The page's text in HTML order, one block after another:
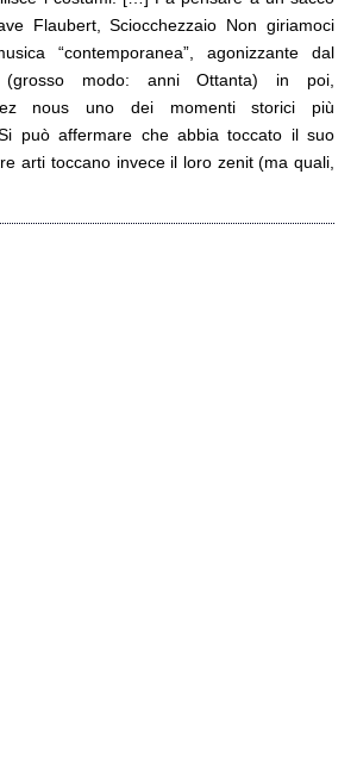
Flaubert, Sciocchezzaio Non giriamoci
“contemporanea”, agonizzante dal
(grosso modo: anni Ottanta) in poi,
nous uno dei momenti storici più
può affermare che abbia toccato il suo
arti toccano invece il loro zenit (ma quali,